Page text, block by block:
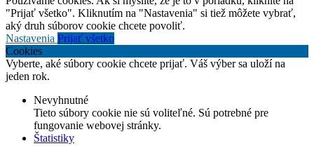
"Prijať všetko". Kliknutím na "Nastavenia" si tiež môžete vybrať,
aký druh súborov cookie chcete povoliť.
Nastavenia Prijať všetko
Cookies
Vyberte, aké súbory cookie chcete prijať. Váš výber sa uloží na
jeden rok.
Nevyhnutné
Tieto súbory cookie nie sú voliteľné. Sú potrebné pre
fungovanie webovej stránky.
Štatistiky